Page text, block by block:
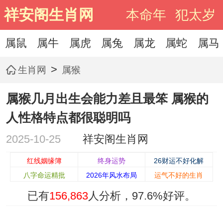
祥安阁生肖网 本命年 犯太岁
属鼠 属牛 属虎 属兔 属龙 属蛇 属马
生肖网 > 属猴
属猴几月出生会能力差且最笨 属猴的
人性格特点都很聪明吗
2025-10-25 祥安阁生肖网
红线姻缘簿 终身运势
26财运不好化解
八字命运精批
2026年风水布局 运气不好的生肖
已有156,863人分析， 97.6%好评。